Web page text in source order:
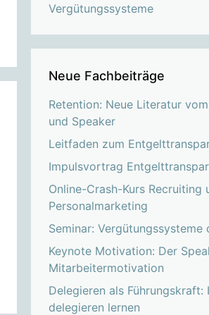
Vergütungssysteme
Neue Fachbeiträge
Retention: Neue Literatur
und Speaker
Leitfaden zum
Impulsvortrag
Online-Crash-Kurs Recruiting
Personalmarketing
Seminar: Vergütungssysteme
Keynote Motivation: Der
Mitarbeitermotivation
Delegieren als Führungskraft:
delegieren lernen